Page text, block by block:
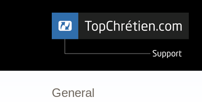
General